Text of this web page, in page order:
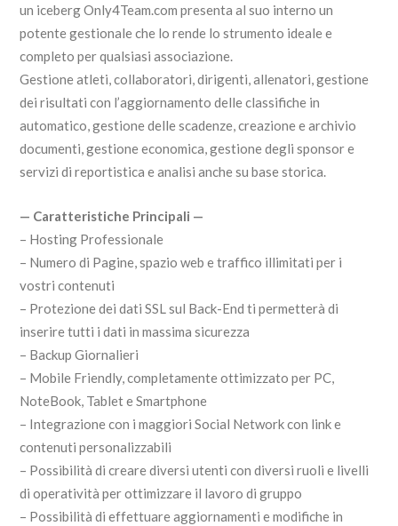
un iceberg Only4Team.com presenta al suo interno un
potente gestionale che lo rende lo strumento ideale e
completo per qualsiasi associazione.
Gestione atleti, collaboratori, dirigenti, allenatori, gestione
dei risultati con l’aggiornamento delle classifiche in
automatico, gestione delle scadenze, creazione e archivio
documenti, gestione economica, gestione degli sponsor e
servizi di reportistica e analisi anche su base storica.
— Caratteristiche Principali —
– Hosting Professionale
– Numero di Pagine, spazio web e traffico illimitati per i
vostri contenuti
– Protezione dei dati SSL sul Back-End ti permetterà di
inserire tutti i dati in massima sicurezza
– Backup Giornalieri
– Mobile Friendly, completamente ottimizzato per PC,
NoteBook, Tablet e Smartphone
– Integrazione con i maggiori Social Network con link e
contenuti personalizzabili
– Possibilità di creare diversi utenti con diversi ruoli e livelli
di operatività per ottimizzare il lavoro di gruppo
– Possibilità di effettuare aggiornamenti e modifiche in